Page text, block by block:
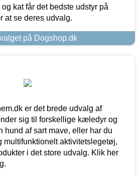
kat får det bedste udstyr på
at se deres udvalg.
på Dogshop.dk
er det brede udvalg af
sig til forskellige kæledyr og
hund af sart mave, eller har du
multifunktionelt aktivitetslegetøj,
i det store udvalg. Klik her